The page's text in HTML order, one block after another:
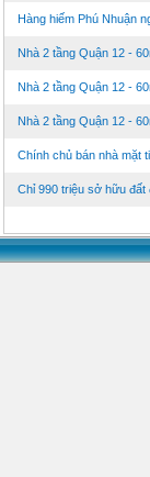
Hàng hiếm Phú Nhuận
Nhà 2 tầng Quận 12 -
Nhà 2 tầng Quận 12 -
Nhà 2 tầng Quận 12 -
Chính chủ bán nhà mặt
Chỉ 990 triệu sở hữu đất